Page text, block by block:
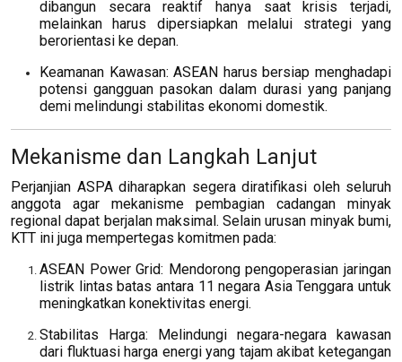
dibangun secara reaktif hanya saat krisis terjadi,
melainkan harus dipersiapkan melalui strategi yang
berorientasi ke depan.
Keamanan Kawasan: ASEAN harus bersiap menghadapi
potensi gangguan pasokan dalam durasi yang panjang
demi melindungi stabilitas ekonomi domestik.
Mekanisme dan Langkah Lanjut
Perjanjian ASPA diharapkan segera diratifikasi oleh seluruh
anggota agar mekanisme pembagian cadangan minyak
regional dapat berjalan maksimal. Selain urusan minyak bumi,
KTT ini juga mempertegas komitmen pada:
ASEAN Power Grid: Mendorong pengoperasian jaringan
listrik lintas batas antara 11 negara Asia Tenggara untuk
meningkatkan konektivitas energi.
Stabilitas Harga: Melindungi negara-negara kawasan
dari fluktuasi harga energi yang tajam akibat ketegangan